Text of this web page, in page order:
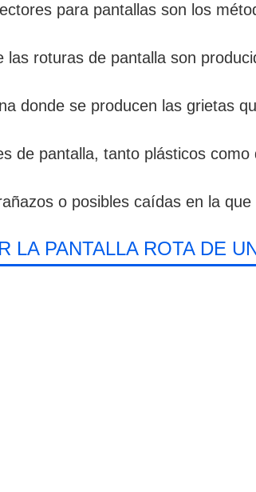
para pantallas son los
las roturas de pantalla son
donde se producen las grietas
de pantalla, tanto plásticos
o posibles caídas en la
LA PANTALLA ROTA DE